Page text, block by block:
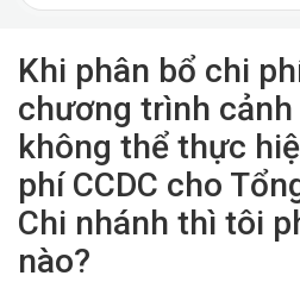
Khi phân bổ chi
chương trình cảnh
không thể thực
phí CCDC cho
Chi nhánh thì tôi
nào?